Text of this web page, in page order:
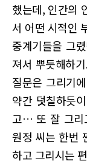
했는데, 인간의
서 어떤 시적인
중계기들을 그
져서 뿌듯해하
질문은 그리기
약간 덧칠하듯
고… 또 잘 그리
원정 씨는 한번
하고 그리시는